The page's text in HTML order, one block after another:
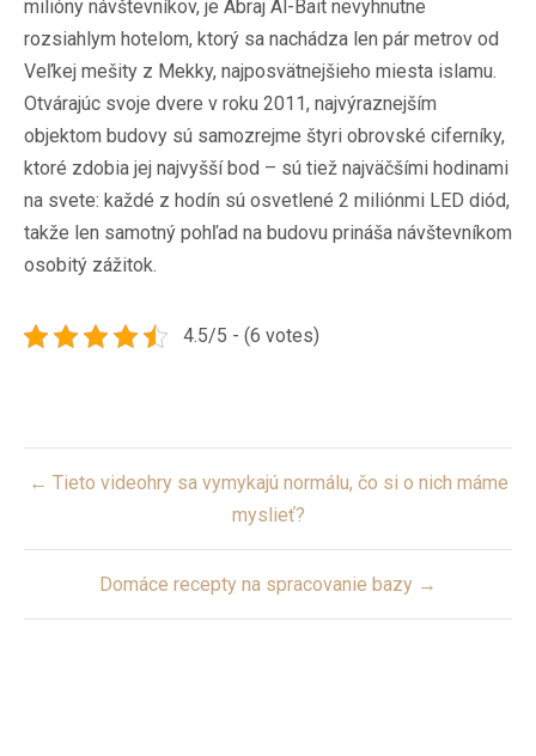
milióny návštevníkov, je Abraj Al-Bait nevyhnutne
rozsiahlym hotelom, ktorý sa nachádza len pár metrov od
Veľkej mešity z Mekky, najposvätnejšieho miesta islamu.
Otvárajúc svoje dvere v roku 2011, najvýraznejším
objektom budovy sú samozrejme štyri obrovské ciferníky,
ktoré zdobia jej najvyšší bod – sú tiež najväčšími hodinami
na svete: každé z hodín sú osvetlené 2 miliónmi LED diód,
takže len samotný pohľad na budovu prináša návštevníkom
osobitý zážitok.
4.5/5 - (6 votes)
Post
navigation
← Tieto videohry sa vymykajú normálu, čo si o nich máme
myslieť?
Domáce recepty na spracovanie bazy →